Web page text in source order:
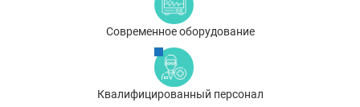
Современное оборудование
Квалифицированный персонал